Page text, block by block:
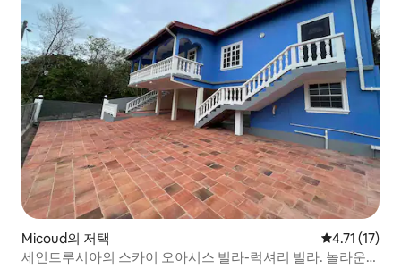
Micoud의 저택 평점 4.71점
4.71 (17)
세인트루시아의 스카이 오아시스 빌라-럭셔리 빌라. 놀라운